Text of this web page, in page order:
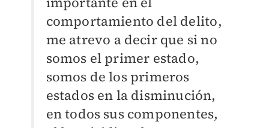
comportamiento del delito,
me atrevo a decir que si no
somos el primer estado,
somos de los primeros
estados en la disminución,
en todos sus componentes,